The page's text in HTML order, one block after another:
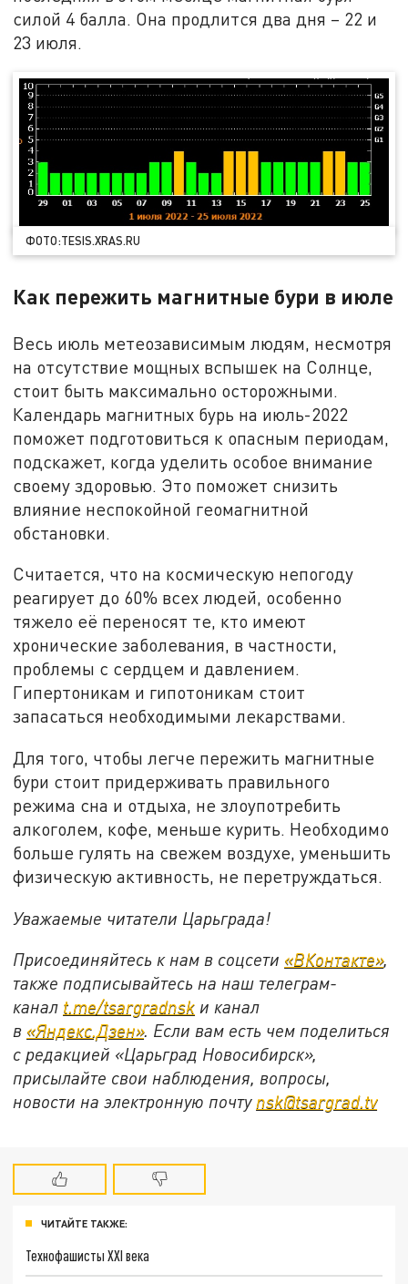
силой 4 балла. Она продлится два дня – 22 и
23 июля.
ФОТО:TESIS.XRAS.RU
Как пережить магнитные бури в июле
Весь июль метеозависимым людям, несмотря
на отсутствие мощных вспышек на Солнце,
стоит быть максимально осторожными.
Календарь магнитных бурь на июль-2022
поможет подготовиться к опасным периодам,
подскажет, когда уделить особое внимание
своему здоровью. Это поможет снизить
влияние неспокойной геомагнитной
обстановки.
Считается, что на космическую непогоду
реагирует до 60% всех людей, особенно
тяжело её переносят те, кто имеют
хронические заболевания, в частности,
проблемы с сердцем и давлением.
Гипертоникам и гипотоникам стоит
запасаться необходимыми лекарствами.
Для того, чтобы легче пережить магнитные
бури стоит придерживать правильного
режима сна и отдыха, не злоупотребить
алкоголем, кофе, меньше курить. Необходимо
больше гулять на свежем воздухе, уменьшить
физическую активность, не перетруждаться.
Уважаемые читатели Царьграда!
Присоединяйтесь к нам в соцсети «ВКонтакте»,
также подписывайтесь на наш телеграм-
канал t.me/tsargradnsk и канал
в «Яндекс.Дзен». Если вам есть чем поделиться
с редакцией «Царьград Новосибирск»,
присылайте свои наблюдения, вопросы,
новости на электронную почту nsk@tsargrad.tv
ЧИТАЙТЕ ТАКЖЕ:
Технофашисты XXI века